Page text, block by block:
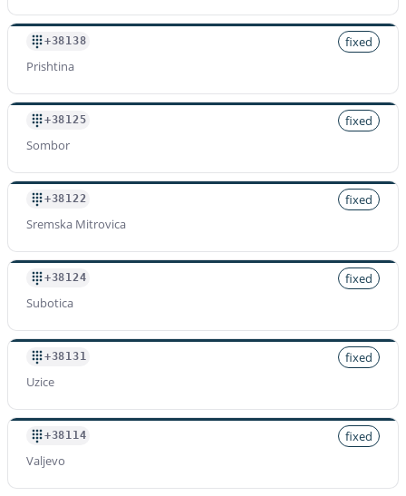
+38138
fixed
Prishtina
+38125
fixed
Sombor
+38122
fixed
Sremska Mitrovica
+38124
fixed
Subotica
+38131
fixed
Uzice
+38114
fixed
Valjevo